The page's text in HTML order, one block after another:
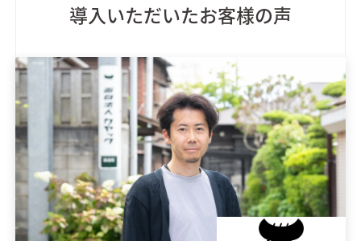
導入いただいたお客様の声